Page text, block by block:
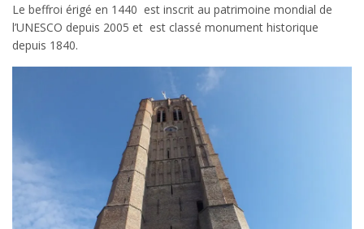
Le beffroi érigé en 1440 est inscrit au patrimoine mondial de
l’UNESCO depuis 2005 et est classé monument historique
depuis 1840.